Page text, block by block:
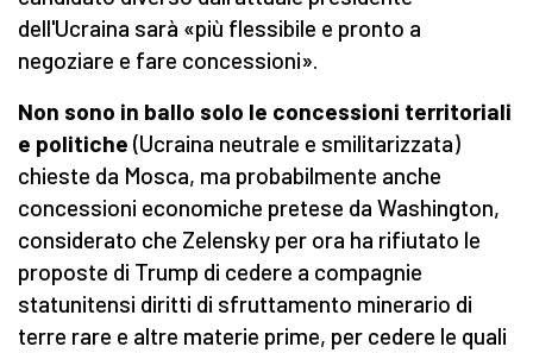
dell'Ucraina sarà «più flessibile e pronto a
negoziare e fare concessioni».
Non sono in ballo solo le concessioni territoriali
e politiche (Ucraina neutrale e smilitarizzata)
chieste da Mosca, ma probabilmente anche
concessioni economiche pretese da Washington,
considerato che Zelensky per ora ha rifiutato le
proposte di Trump di cedere a compagnie
statunitensi diritti di sfruttamento minerario di
terre rare e altre materie prime, per cedere le quali